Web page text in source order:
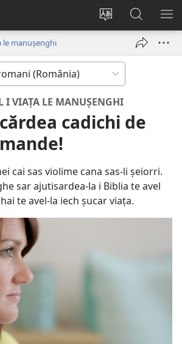
Paruv
le
site-
oschi
Loghisao-
tu
window)
Rode
po
JW.ORG
le manușenghi
I VIAȚA LE MANUȘENGHI
cadichi de
cai sas violime cana sas-li șeiorri.
sar ajutisardea-la i Biblia te avel
te avel-la iech șucar viața.